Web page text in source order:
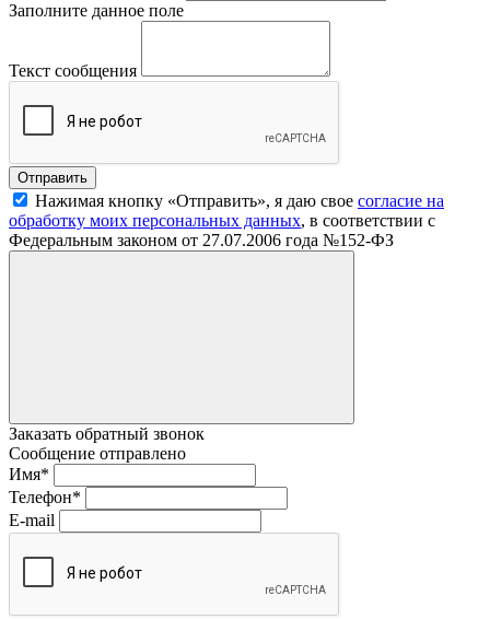
Заполните данное поле
Текст сообщения
Нажимая кнопку «Отправить», я даю свое согласие на
обработку моих персональных данных, в соответствии с
Федеральным законом от 27.07.2006 года №152-ФЗ
Заказать обратный звонок
Сообщение отправлено
Имя*
Телефон*
E-mail